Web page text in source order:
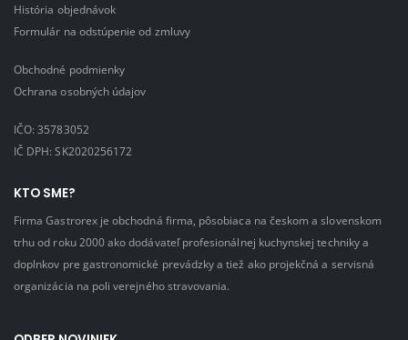
História objednávok
Formulár na odstúpenie od zmluvy
Obchodné podmienky
Ochrana osobných údajov
IČO: 35783052
IČ DPH: SK2020256172
KTO SME?
Firma Gastrorex je obchodná firma, pôsobiaca na českom a slovenskom
trhu od roku 2000 ako dodávateľ profesionálnej kuchynskej techniky a
doplnkov pre gastronomické prevádzky a tiež ako projekčná a servisná
organizácia na poli verejného stravovania.